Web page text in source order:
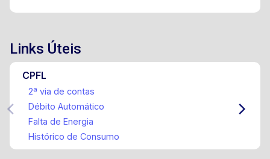
Links Úteis
CPFL
2ª via de contas
Débito Automático
Falta de Energia
Histórico de Consumo